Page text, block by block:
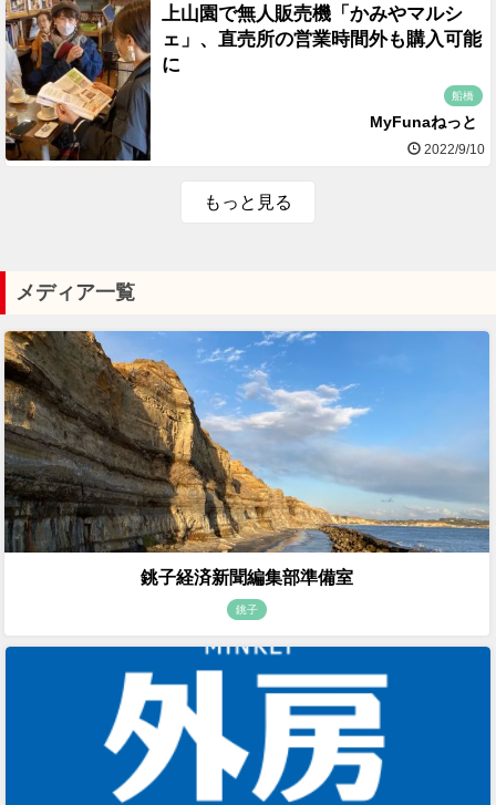
上山園で無人販売機「かみやマルシ
ェ」、直売所の営業時間外も購入可能
に
船橋
MyFunaねっと
2022/9/10
もっと見る
メディア一覧
銚子経済新聞編集部準備室
銚子